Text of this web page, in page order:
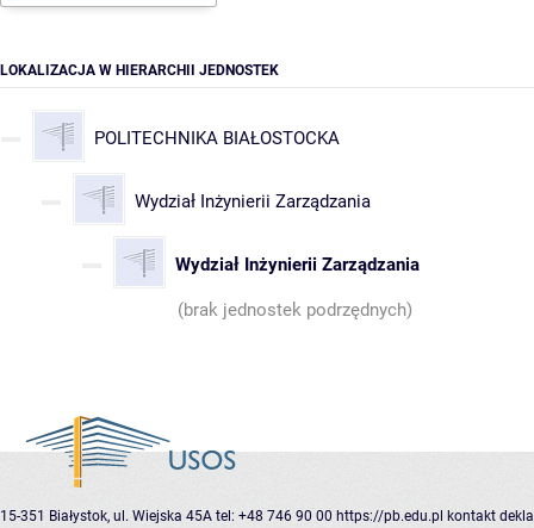
LOKALIZACJA W HIERARCHII JEDNOSTEK
POLITECHNIKA BIAŁOSTOCKA
Wydział Inżynierii Zarządzania
Wydział Inżynierii Zarządzania
(brak jednostek podrzędnych)
15-351 Białystok, ul. Wiejska 45A tel: +48 746 90 00 https://pb.edu.pl kontakt